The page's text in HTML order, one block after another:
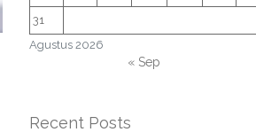
Agustus 2026
31
« Sep
Recent Posts